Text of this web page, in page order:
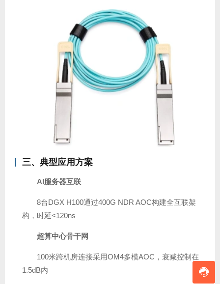
三、典型应用方案
AI服务器互联
8台DGX H100通过400G NDR AOC构建全互联架
构，时延<120ns
超算中心骨干网
100米跨机房连接采用OM4多模AOC，衰减控制在
1.5dB内